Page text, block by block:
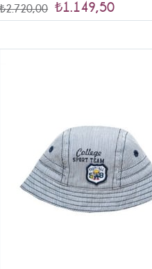
₺1.149,50
₺2.720,00